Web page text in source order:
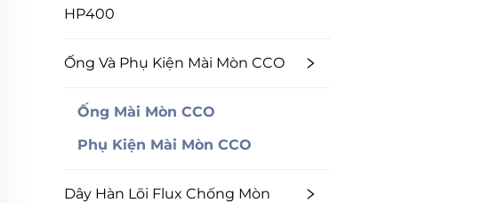
HP400
Ống Và Phụ Kiện Mài Mòn CCO
Ống Mài Mòn CCO
Phụ Kiện Mài Mòn CCO
Dây Hàn Lõi Flux Chống Mòn